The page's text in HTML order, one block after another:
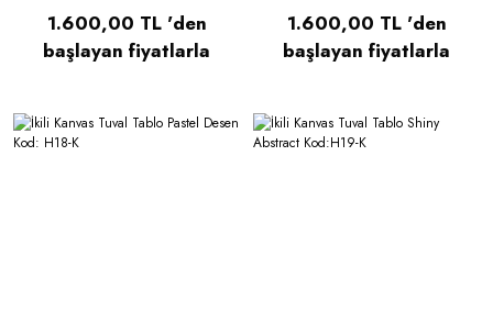
1.600,00 TL 'den
başlayan fiyatlarla
1.600,00 TL 'den
başlayan fiyatlarla